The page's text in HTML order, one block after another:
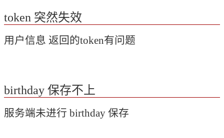
token 突然失效
用户信息 返回的token有问题
birthday 保存不上
服务端未进行 birthday 保存